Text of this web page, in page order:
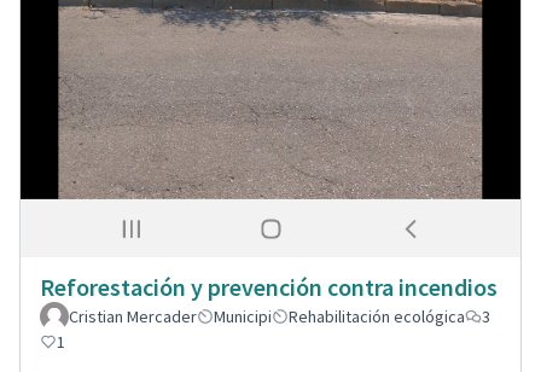
Reforestación y prevención contra incendios
Cristian Mercader Municipi Rehabilitación ecológica
3
1